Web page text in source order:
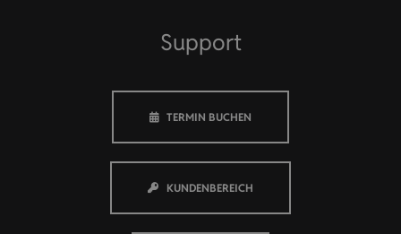
Support
TERMIN BUCHEN
KUNDENBEREICH